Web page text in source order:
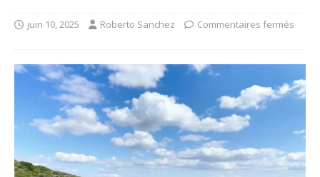
juin 10, 2025 Roberto Sanchez Commentaires fermés